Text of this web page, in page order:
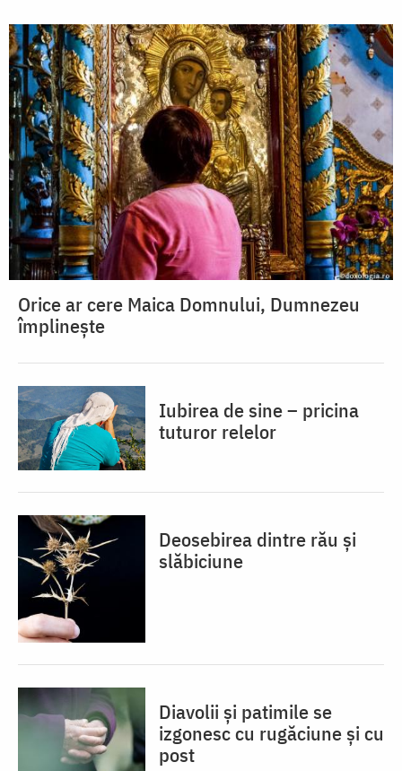
Orice ar cere Maica Domnului, Dumnezeu
împlinește
Iubirea de sine – pricina
tuturor relelor
Deosebirea dintre rău și
slăbiciune
Diavolii și patimile se
izgonesc cu rugăciune și cu
post